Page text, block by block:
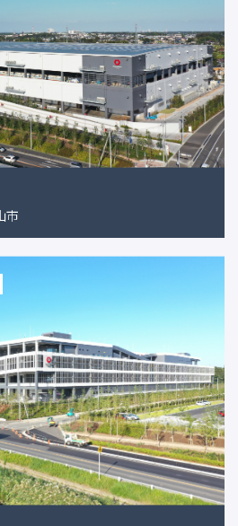
市